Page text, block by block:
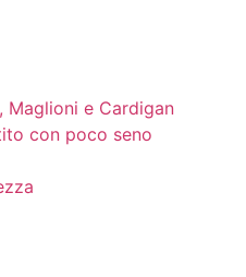
Maglioni e Cardigan
con poco seno